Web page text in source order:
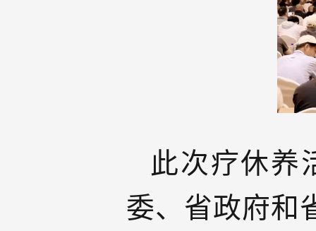
此次疗休养
委、省政府和